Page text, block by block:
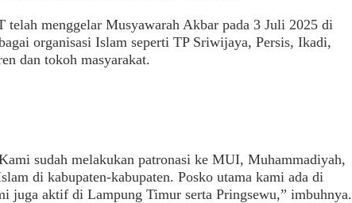
menggelar Musyawarah Akbar pada 3 Juli 2025 di
organisasi Islam seperti TP Sriwijaya, Persis, Ikadi,
dan tokoh masyarakat.
sudah melakukan patronasi ke MUI, Muhammadiyah,
di kabupaten-kabupaten. Posko utama kami ada di
juga aktif di Lampung Timur serta Pringsewu,” imbuhnya.